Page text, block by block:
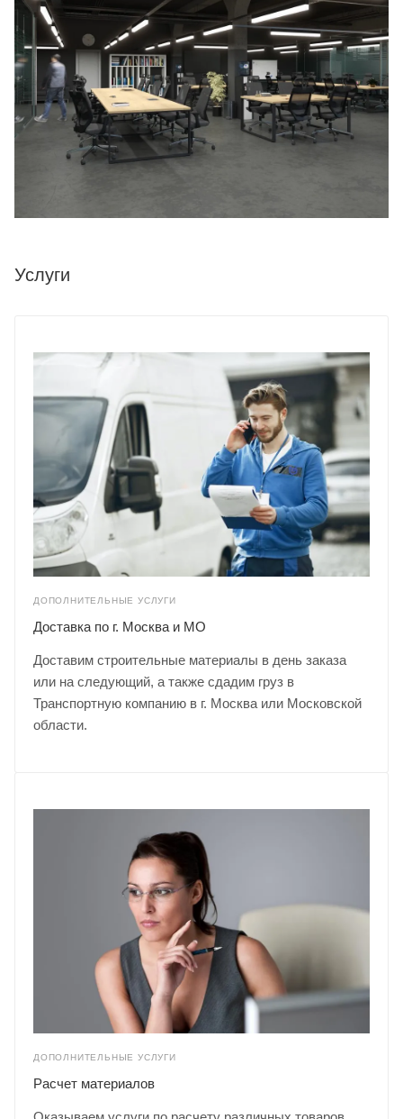
Услуги
ДОПОЛНИТЕЛЬНЫЕ УСЛУГИ
Доставка по г. Москва и МО
Доставим строительные материалы в день заказа
или на следующий, а также сдадим груз в
Транспортную компанию в г. Москва или Московской
области.
ДОПОЛНИТЕЛЬНЫЕ УСЛУГИ
Расчет материалов